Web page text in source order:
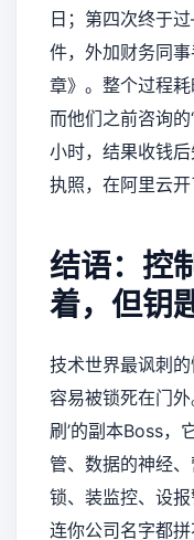
日；第四次终于
件，外加财务同
章》。整个过程耗
而他们之前咨询
小时，结果收钱
执照，在阿里云开
结语：控
着，但钥
技术世界最讽刺
容易被锁死在门
刷’的副本Boss，
管、数据的神经
锁、装监控、设
连你公司名字都拼